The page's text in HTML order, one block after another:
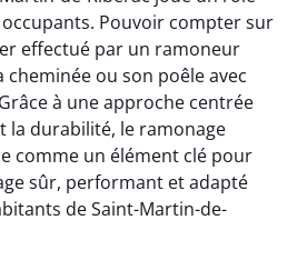
Pouvoir compter sur
effectué par un ramoneur
cheminée ou son poêle avec
à une approche centrée
la durabilité, le ramonage
comme un élément clé pour
sûr, performant et adapté
de Saint-Martin-de-